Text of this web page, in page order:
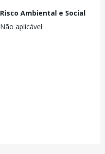
Risco Ambiental e Social
Não aplicável